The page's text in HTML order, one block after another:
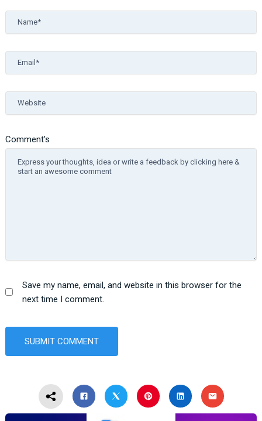
Comment's
Name*
Email*
Website
Save my name, email, and website in this browser for the
next time I comment.